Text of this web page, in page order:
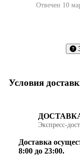
Отвечен 10
Условия
Доставка
8:00 до 23:00.